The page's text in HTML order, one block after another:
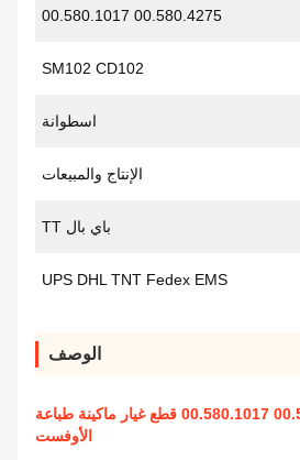
00.580.4275 00.580.1017
SM102 CD102
اسطوانة
الإنتاج والمبيعات
باي بال TT
UPS DHL TNT Fedex EMS
الوصف
اسطوانة 00.580.4275 00.580.1017 قطع غيار ماكينة طباعة
الأوفست